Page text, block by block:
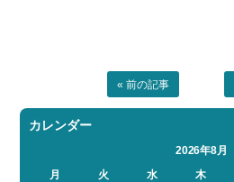
« 前の記事
カレンダー
2026年8月
月
火 水 木